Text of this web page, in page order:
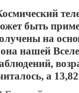
быть
на
нашей
а